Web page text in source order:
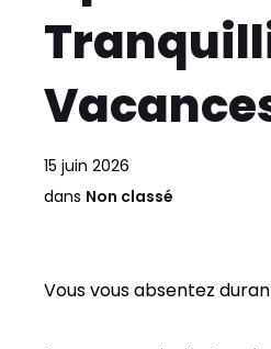
15 juin 2026
dans Non classé
Vous vous absentez